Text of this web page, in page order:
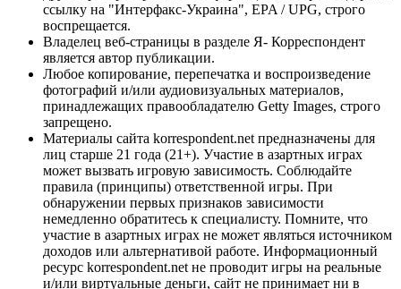
ссылку на "Интерфакс-Украина", EPA / UPG, строго
воспрещается.
Владелец веб-страницы в разделе Я- Корреспондент
является автор публикации.
Любое копирование, перепечатка и воспроизведение
фотографий и/или аудиовизуальных материалов,
принадлежащих правообладателю Getty Images, строго
запрещено.
Материалы сайта korrespondent.net предназначены для
лиц старше 21 года (21+). Участие в азартных играх
может вызвать игровую зависимость. Соблюдайте
правила (принципы) ответственной игры. При
обнаружении первых признаков зависимости
немедленно обратитесь к специалисту. Помните, что
участие в азартных играх не может являться источником
доходов или альтернативой работе. Информационный
ресурс korrespondent.net не проводит игры на реальные
и/или виртуальные деньги, сайт не принимает ни в